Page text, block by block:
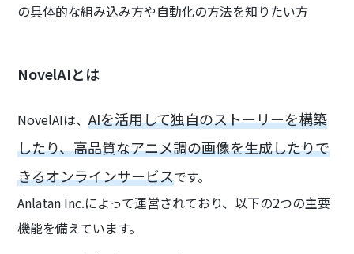
の具体的な組み込み方や自動化の方法を知りたい方
NovelAIとは
NovelAIは、AIを活用して独自のストーリーを構築
したり、高品質なアニメ調の画像を生成したりで
きるオンラインサービスです。
Anlatan Inc.によって運営されており、以下の2つの主要
機能を備えています。